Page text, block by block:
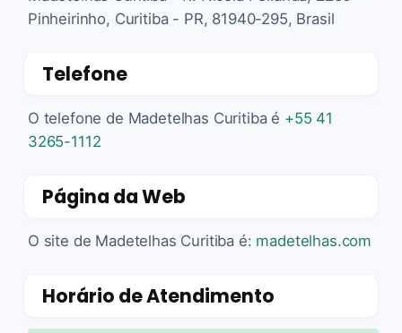
Pinheirinho, Curitiba - PR, 81940-295, Brasil
Telefone
O telefone de Madetelhas Curitiba é +55 41
3265-1112
Página da Web
O site de Madetelhas Curitiba é: madetelhas.com
Horário de Atendimento